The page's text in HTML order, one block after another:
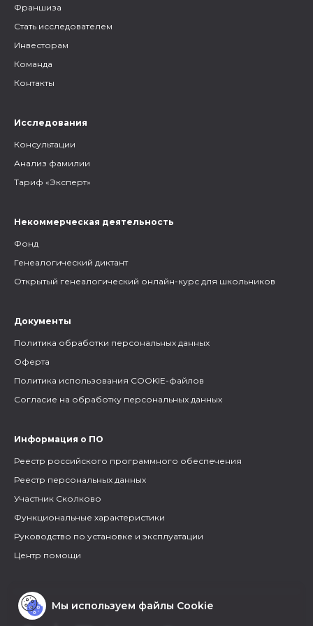
Франшиза
Стать исследователем
Инвесторам
Команда
Контакты
Исследования
Консультации
Анализ фамилии
Тариф «Эксперт»
Некоммерческая деятельность
Фонд
Генеалогический диктант
Открытый генеалогический онлайн-курс для школьников
Документы
Политика обработки персональных данных
Оферта
Политика использования COOKIE-файлов
Согласие на обработку персональных данных
Информация о ПО
Реестр российского программного обеспечения
Реестр персональных данных
Участник Сколково
Функциональные характеристики
Руководство по установке и эксплуатации
Центр помощи
Мы используем файлы Cookie